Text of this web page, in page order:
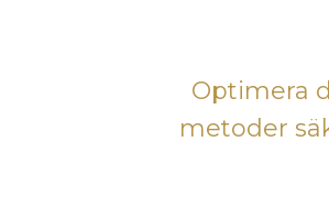
Optimera
metoder